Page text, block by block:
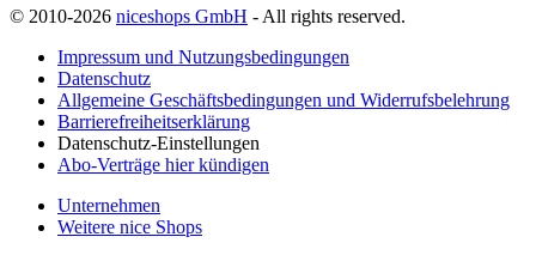
© 2010-2026 niceshops GmbH - All rights reserved.
Impressum und Nutzungsbedingungen
Datenschutz
Allgemeine Geschäftsbedingungen und Widerrufsbelehrung
Barrierefreiheitserklärung
Datenschutz-Einstellungen
Abo-Verträge hier kündigen
Unternehmen
Weitere nice Shops